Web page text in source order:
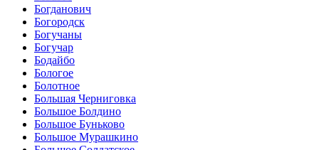
Богданович
Богородск
Богучаны
Богучар
Бодайбо
Бологое
Болотное
Большая Черниговка
Большое Болдино
Большое Буньково
Большое Мурашкино